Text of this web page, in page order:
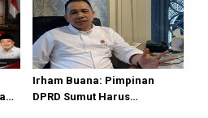
Irham Buana: Pimpinan
DPRD Sumut Harus